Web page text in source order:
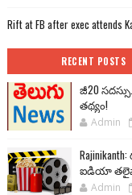
Rift at FB after exec attends
RECENT POSTS
జీ20
తథ్యం!
Admin
ఐడియా
Admin